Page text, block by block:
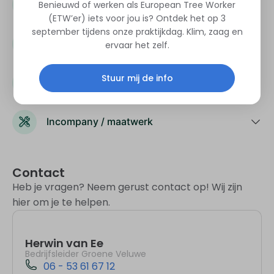
Lesmateriaal
Incompany / maatwerk
Contact
Heb je vragen? Neem gerust contact op! Wij zijn
hier om je te helpen.
Herwin van Ee
Bedrijfsleider Groene Veluwe
06 - 53 61 67 12
Benieuwd of werken als European Tree Worker
(ETW’er) iets voor jou is? Ontdek het op 3
september tijdens onze praktijkdag. Klim, zaag en
ervaar het zelf.
Stuur mij de info